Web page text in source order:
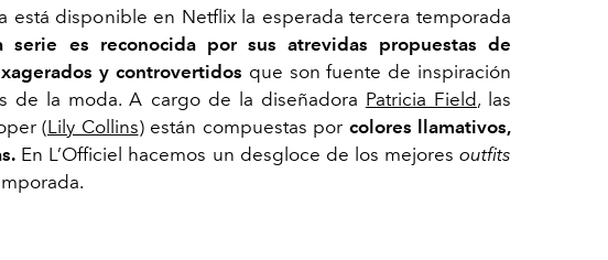
está disponible en Netflix la esperada tercera temporada
serie es reconocida por sus atrevidas propuestas de
y controvertidos que son fuente de inspiración
de la moda. A cargo de la diseñadora Patricia Field, las
(Lily Collins) están compuestas por colores llamativos,
En L’Officiel hacemos un desgloce de los mejoresoutfits